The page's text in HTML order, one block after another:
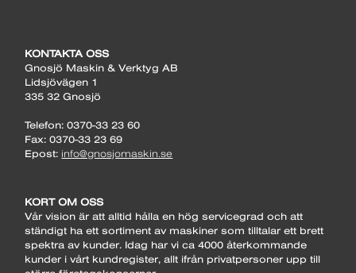
KONTAKTA OSS
Gnosjö Maskin & Verktyg AB
Lidsjövägen 1
335 32 Gnosjö
Telefon: 0370-33 23 60
Fax: 0370-33 23 69
Epost: info@gnosjomaskin.se
KORT OM OSS
Vår vision är att alltid hålla en hög servicegrad och att
ständigt ha ett sortiment av maskiner som tilltalar ett brett
spektra av kunder. Idag har vi ca 4000 återkommande
kunder i vårt kundregister, allt ifrån privatpersoner upp till